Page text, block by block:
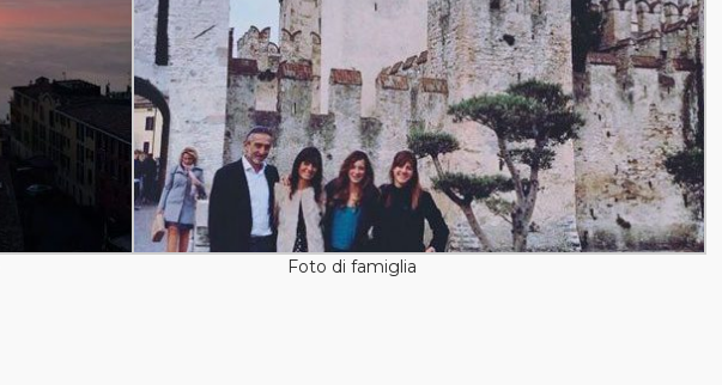
Foto di famiglia